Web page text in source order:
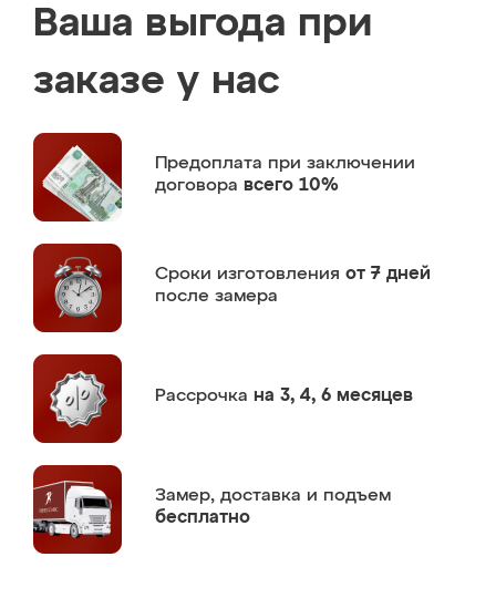
Ваша выгода при
заказе у нас
Предоплата при заключении
договора всего 10%
Сроки изготовления от 7 дней
после замера
Рассрочка на 3, 4, 6 месяцев
Замер, доставка и подъем
бесплатно